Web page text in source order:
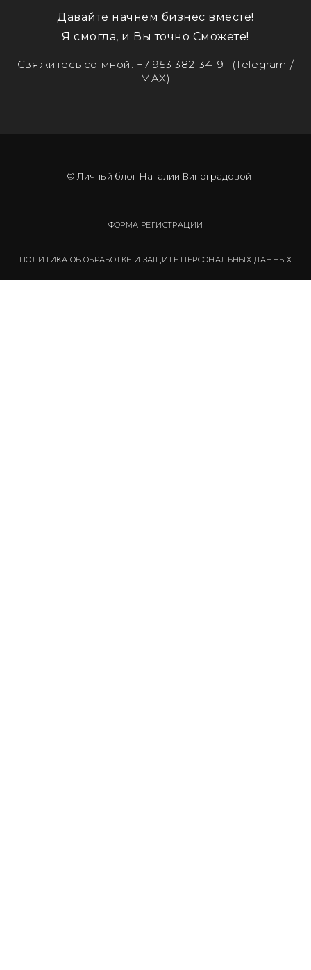
Давайте начнем бизнес вместе!
Я смогла, и Вы точно Сможете!
Свяжитесь со мной: +7 953 382-34-91 (Telegram /
MAX)
© Личный блог Наталии Виноградовой
ФОРМА РЕГИСТРАЦИИ
ПОЛИТИКА ОБ ОБРАБОТКЕ И ЗАЩИТЕ ПЕРСОНАЛЬНЫХ ДАННЫХ